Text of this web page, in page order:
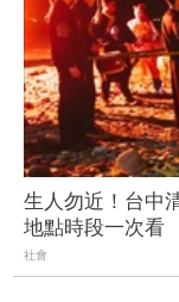
生人勿近！台中
地點時段一次看
社會